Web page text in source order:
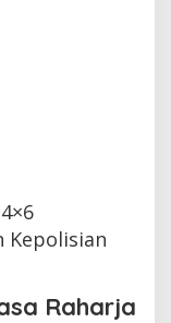
Kepolisian
Raharja